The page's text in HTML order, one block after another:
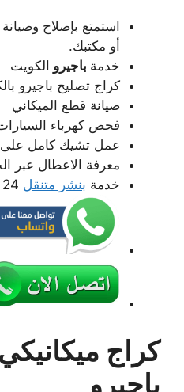
استمتع بإصلاح
أو مكتبك.
خدمة باجيرو الكويت
كراج تصليح باجيرو
صيانة قطع الميكاني
فحص كهرباء
عمل تشيك كامل على
معرفة الاعطال عبر
خدمة بنشر متنقل
كراج
باجيرو